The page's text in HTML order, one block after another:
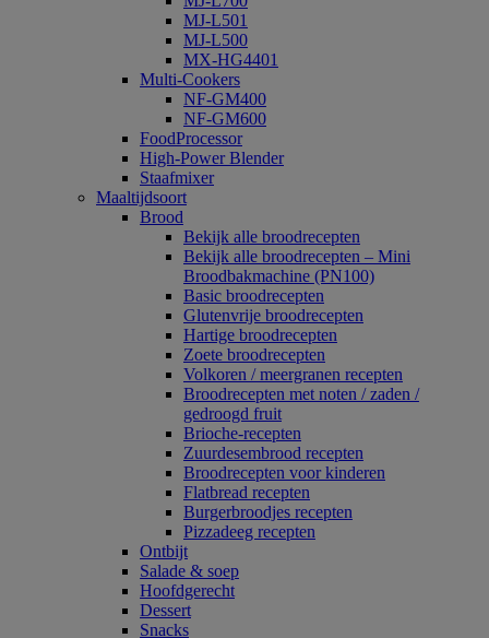
MJ-L501
MJ-L500
MX-HG4401
Multi-Cookers
NF-GM400
NF-GM600
FoodProcessor
High-Power Blender
Staafmixer
Maaltijdsoort
Brood
Bekijk alle broodrecepten
Bekijk alle broodrecepten – Mini
Broodbakmachine (PN100)
Basic broodrecepten
Glutenvrije broodrecepten
Hartige broodrecepten
Zoete broodrecepten
Volkoren / meergranen recepten
Broodrecepten met noten / zaden /
gedroogd fruit
Brioche-recepten
Zuurdesembrood recepten
Broodrecepten voor kinderen
Flatbread recepten
Burgerbroodjes recepten
Pizzadeeg recepten
Ontbijt
Salade & soep
Hoofdgerecht
Dessert
Snacks